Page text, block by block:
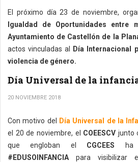
El próximo día 23 de noviembre,
Igualdad de Oportunidades entre
Ayuntamiento de Castellón de la
actos vinculadas al
Día Internacional
violencia de género.
Día Universal de la
20 NOVIEMBRE 2018
Con motivo del Día Universal de la
el 20 de noviembre, el COEESCV junto
que engloban el CGCEES
#EDUSOINFANCIA para visibilizar